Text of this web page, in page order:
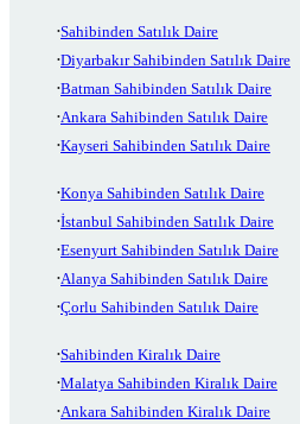
Sahibinden Satılık Daire
Diyarbakır Sahibinden Satılık Daire
Batman Sahibinden Satılık Daire
Ankara Sahibinden Satılık Daire
Kayseri Sahibinden Satılık Daire
Konya Sahibinden Satılık Daire
İstanbul Sahibinden Satılık Daire
Esenyurt Sahibinden Satılık Daire
Alanya Sahibinden Satılık Daire
Çorlu Sahibinden Satılık Daire
Sahibinden Kiralık Daire
Malatya Sahibinden Kiralık Daire
Ankara Sahibinden Kiralık Daire